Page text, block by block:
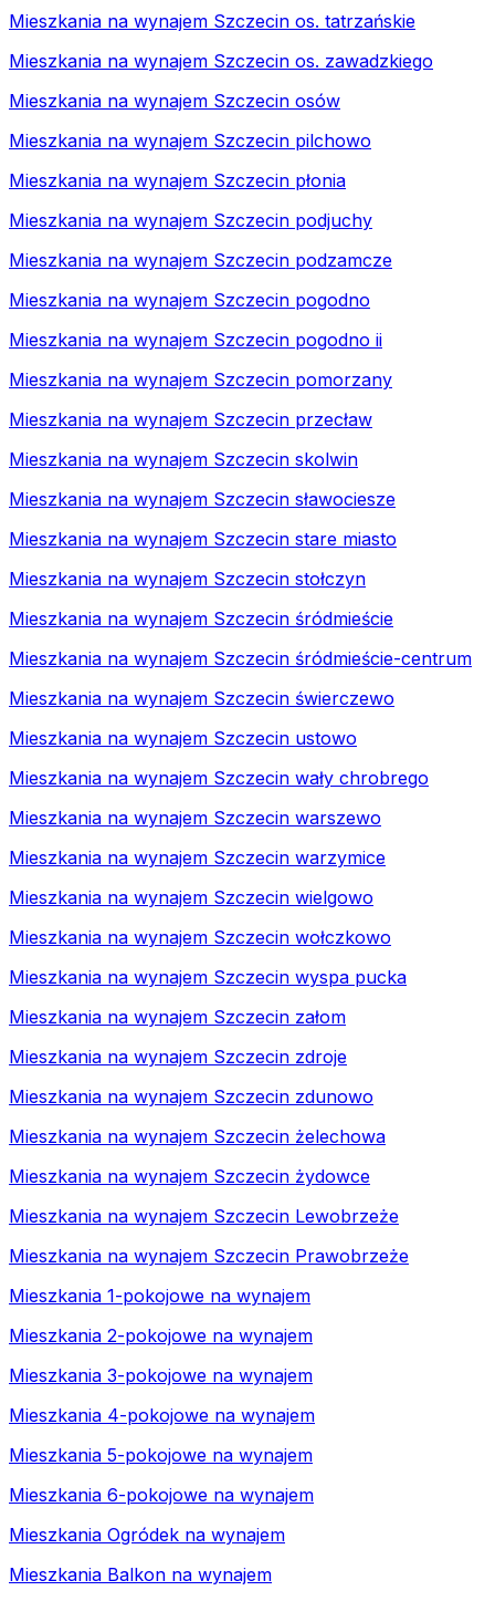
Mieszkania na wynajem Szczecin os. tatrzańskie
Mieszkania na wynajem Szczecin os. zawadzkiego
Mieszkania na wynajem Szczecin osów
Mieszkania na wynajem Szczecin pilchowo
Mieszkania na wynajem Szczecin płonia
Mieszkania na wynajem Szczecin podjuchy
Mieszkania na wynajem Szczecin podzamcze
Mieszkania na wynajem Szczecin pogodno
Mieszkania na wynajem Szczecin pogodno ii
Mieszkania na wynajem Szczecin pomorzany
Mieszkania na wynajem Szczecin przecław
Mieszkania na wynajem Szczecin skolwin
Mieszkania na wynajem Szczecin sławociesze
Mieszkania na wynajem Szczecin stare miasto
Mieszkania na wynajem Szczecin stołczyn
Mieszkania na wynajem Szczecin śródmieście
Mieszkania na wynajem Szczecin śródmieście-centrum
Mieszkania na wynajem Szczecin świerczewo
Mieszkania na wynajem Szczecin ustowo
Mieszkania na wynajem Szczecin wały chrobrego
Mieszkania na wynajem Szczecin warszewo
Mieszkania na wynajem Szczecin warzymice
Mieszkania na wynajem Szczecin wielgowo
Mieszkania na wynajem Szczecin wołczkowo
Mieszkania na wynajem Szczecin wyspa pucka
Mieszkania na wynajem Szczecin załom
Mieszkania na wynajem Szczecin zdroje
Mieszkania na wynajem Szczecin zdunowo
Mieszkania na wynajem Szczecin żelechowa
Mieszkania na wynajem Szczecin żydowce
Mieszkania na wynajem Szczecin Lewobrzeże
Mieszkania na wynajem Szczecin Prawobrzeże
Mieszkania 1-pokojowe na wynajem
Mieszkania 2-pokojowe na wynajem
Mieszkania 3-pokojowe na wynajem
Mieszkania 4-pokojowe na wynajem
Mieszkania 5-pokojowe na wynajem
Mieszkania 6-pokojowe na wynajem
Mieszkania Ogródek na wynajem
Mieszkania Balkon na wynajem